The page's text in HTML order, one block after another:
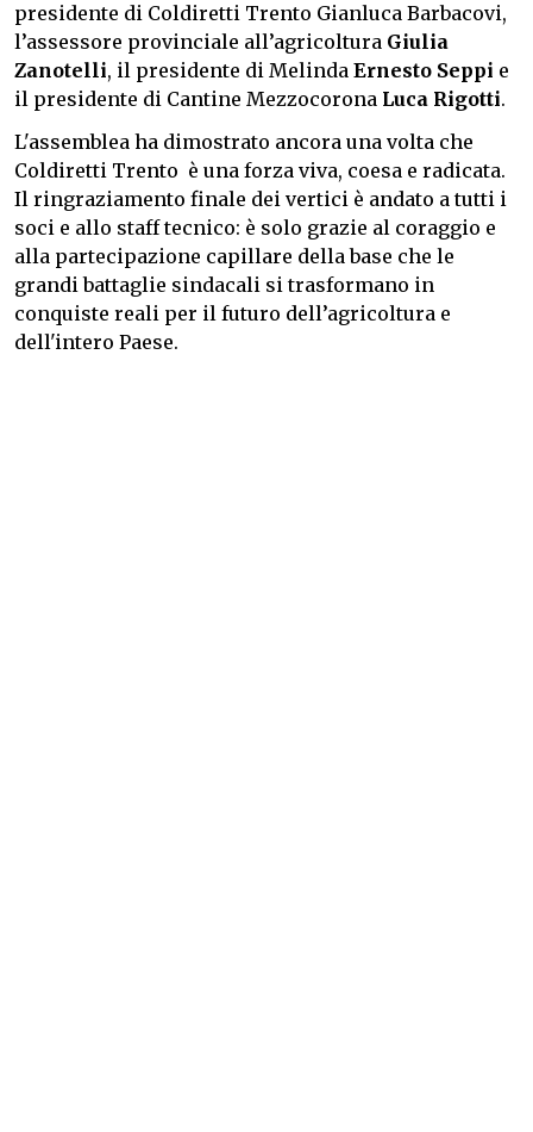
presidente di Coldiretti Trento Gianluca Barbacovi,
l’assessore provinciale all’agricoltura Giulia
Zanotelli, il presidente di Melinda Ernesto Seppi e
il presidente di Cantine Mezzocorona Luca Rigotti.
L'assemblea ha dimostrato ancora una volta che
Coldiretti Trento è una forza viva, coesa e radicata.
Il ringraziamento finale dei vertici è andato a tutti i
soci e allo staff tecnico: è solo grazie al coraggio e
alla partecipazione capillare della base che le
grandi battaglie sindacali si trasformano in
conquiste reali per il futuro dell’agricoltura e
dell'intero Paese.